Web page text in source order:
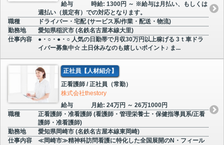
給与
時給: 1300円 ～ ※給与は月払い、もしくは
週払い（規定有）での対応となります。
職種
ドライバー・宅配 (サービス系/作業・配送・物流)
勤務地
愛知県稲沢市 (名鉄名古屋本線大里)
仕事内容
●・○・●・○ 人気の日勤帯で月収30万円以上稼げる 3ｔ車ドラ
イバー募集中☆ 土日休みなのも嬉しいポイント♪ ま...
正社員【人材紹介】
正看護師 / 正社員（常勤）
株式会社thestory
給与
月給: 24万円 ～ 26万1000円
職種
正看護師・准看護師 (看護師・管理栄養士・保健指導員系/正看
護師・准看護師)
勤務地
愛知県岡崎市 (名鉄名古屋本線東岡崎)
仕事内容
≪岡崎市≫精神科訪問看護に特化した全国展開のN・フィール